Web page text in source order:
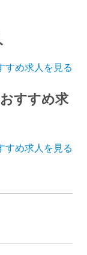
すめ求人を見る
すすめ求
すめ求人を見る